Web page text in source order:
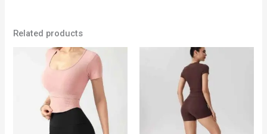
Related products